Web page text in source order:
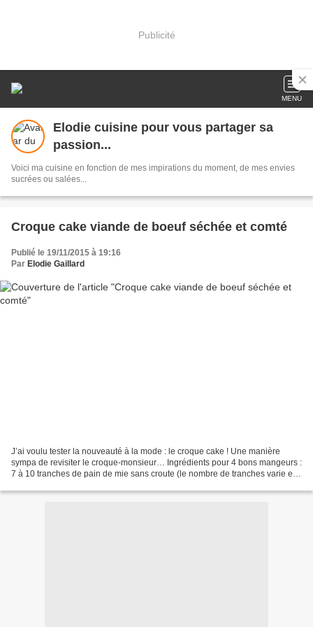
Publicité
MENU
Elodie cuisine pour vous partager sa
passion...
Voici ma cuisine en fonction de mes impirations du moment, de mes envies
sucrées ou salées...
Croque cake viande de boeuf séchée et comté
Publié le 19/11/2015 à 19:16
Par Elodie Gaillard
J’ai voulu tester la nouveauté à la mode : le croque cake ! Une manière
sympa de revisiter le croque-monsieur… Ingrédients pour 4 bons mangeurs :
7 à 10 tranches de pain de mie sans croute (le nombre de tranches varie en